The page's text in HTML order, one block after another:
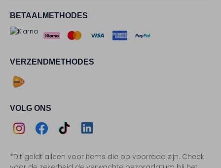
BETAALMETHODES
VERZENDMETHODES
VOLG ONS
Instagram
Facebook
TikTokLinkedIn
*Dit geldt alleen voor items die op voorraad zijn. Check